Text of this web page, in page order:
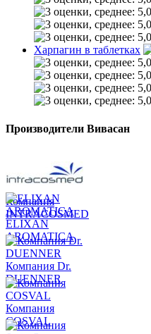
Харпагин в таблетках
Производители Вивасан
Компания
INTRACOSMED
ELIXAN
AROMATICA
Компания Dr.
DUENNER
Компания
COSVAL